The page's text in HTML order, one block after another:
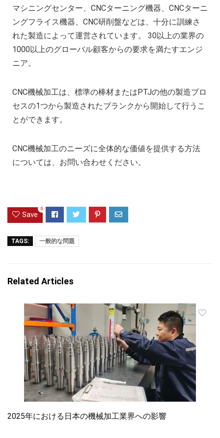
マシニングセンター、CNCターニング機器、CNCターニ
ングフライス機器、CNC研削盤などは、十分に訓練さ
れた製造によって運営されています。 30以上の業界の
1000以上のグローバル顧客からの要求を満たすエンジ
ニア。
CNC機械加工は、標準の棒材またはPTJの他の製造プロ
セスの1つから製造されたブランクから開始して行うこ
とができます。
CNC機械加工のニーズに全体的な価値を提供する方法
については、お問い合わせください。
Save
0
TAGS: 一般的な問題
Related Articles
2025年における日本の機械加工業界への影響